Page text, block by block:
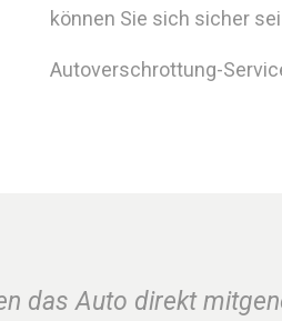
können Sie sich sicher
Autoverschrottung-
das Auto direkt